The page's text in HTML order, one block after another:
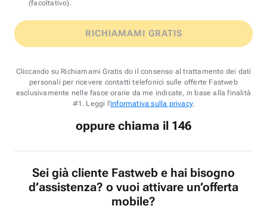
(facoltativo).
RICHIAMAMI GRATIS
Cliccando su Richiamami Gratis do il consenso al trattamento dei dati
personali per ricevere contatti telefonici sulle offerte Fastweb
esclusivamente nelle fasce orarie da me indicate, in base alla finalità
#1. Leggi l'informativa sulla privacy.
oppure chiama il 146
Sei già cliente Fastweb e hai bisogno
d’assistenza? o vuoi attivare un’offerta
mobile?